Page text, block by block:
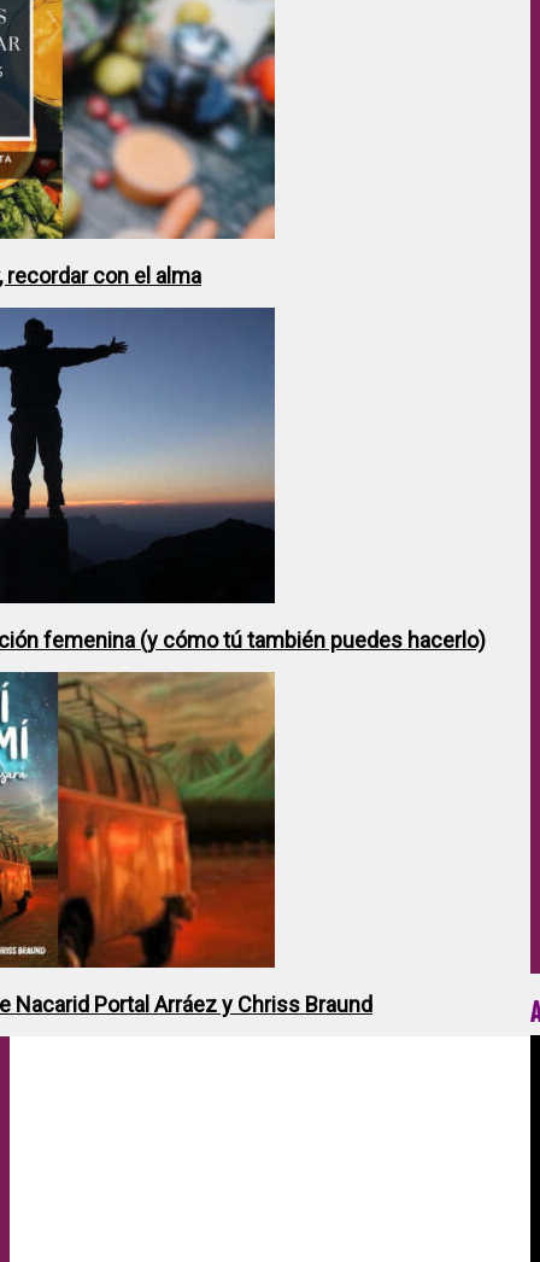
recordar con el alma
femenina (y cómo tú también puedes hacerlo)
Nacarid Portal Arráez y Chriss Braund